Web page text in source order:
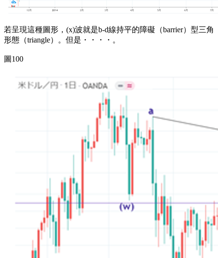
若呈現這種圖形，(x)波就是b-d線持平的障礙（barrier）型三角
形態（triangle）。但是・・・・。
圖100